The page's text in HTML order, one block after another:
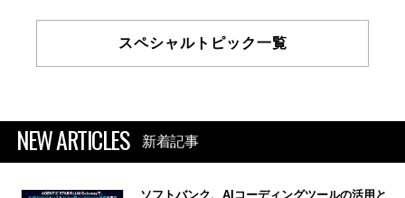
スペシャルトピック一覧
NEW ARTICLES 新着記事
ソフトバンク、AIコーディングツールの活用と